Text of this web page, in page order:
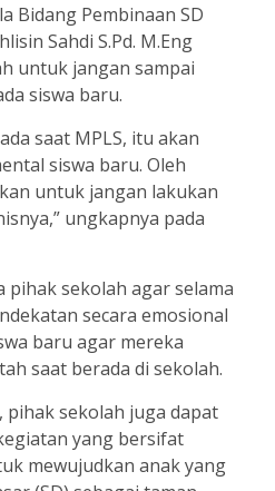
Bidang Pembinaan SD
Sahdi S.Pd. M.Eng
untuk jangan sampai
siswa baru.
saat MPLS, itu akan
siswa baru. Oleh
untuk jangan lakukan
ungkapnya pada
pihak sekolah agar selama
secara emosional
baru agar mereka
saat berada di sekolah.
pihak sekolah juga dapat
yang bersifat
mewujudkan anak yang